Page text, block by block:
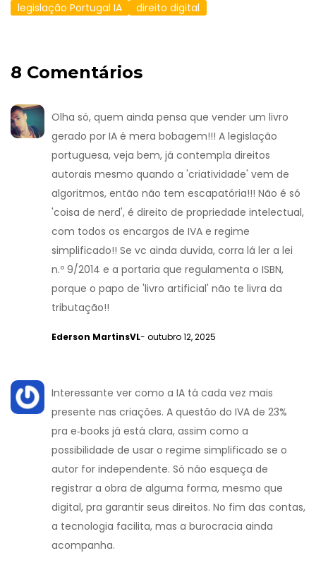
legislação Portugal IA
direito digital
8 Comentários
Olha só, quem ainda pensa que vender um livro
gerado por IA é mera bobagem!!! A legislação
portuguesa, veja bem, já contempla direitos
autorais mesmo quando a 'criatividade' vem de
algoritmos, então não tem escapatória!!! Não é só
'coisa de nerd', é direito de propriedade intelectual,
com todos os encargos de IVA e regime
simplificado!! Se vc ainda duvida, corra lá ler a lei
n.º 9/2014 e a portaria que regulamenta o ISBN,
porque o papo de 'livro artificial' não te livra da
tributação!!
Ederson MartinsVL- outubro 12, 2025
Interessante ver como a IA tá cada vez mais
presente nas criações. A questão do IVA de 23%
pra e‑books já está clara, assim como a
possibilidade de usar o regime simplificado se o
autor for independente. Só não esqueça de
registrar a obra de alguma forma, mesmo que
digital, pra garantir seus direitos. No fim das contas,
a tecnologia facilita, mas a burocracia ainda
acompanha.